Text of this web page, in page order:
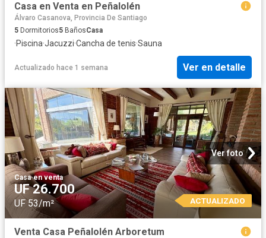
Casa en Venta en Peñalolén
Álvaro Casanova, Provincia De Santiago
5 Dormitorios5 BañosCasa
·Piscina·Jacuzzi·Cancha de tenis·Sauna
Actualizado hace 1 semana Ver en detalle
Ver foto
Casa·en venta
UF 26.700
UF 53/m² ACTUALIZADO
Venta Casa Peñalolén Arboretum